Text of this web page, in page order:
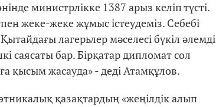
министрлікке 1387 арыз келіп түсті.
жеке-жеке жұмыс істеудеміз. Себебі
лагерьлер мәселесі бүкіл әлемді
саясаты бар. Бірқатар дипломат сол
қысым жасауда» - деді Атамқұлов.
қазақтардың «жеңілдік алып